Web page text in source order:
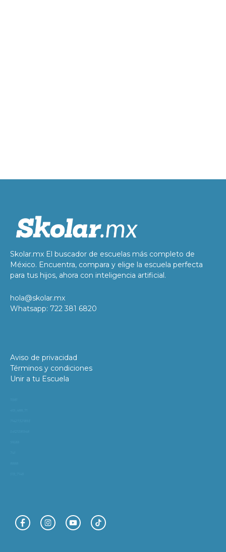
Skolar.mx El buscador de escuelas más completo de
México. Encuentra, compara y elige la escuela perfecta
para tus hijos, ahora con inteligencia artificial.
hola@skolar.mx
Whatsapp: 722 381 6820
Aviso de privacidad
Términos y condiciones
Unir a tu Escuela